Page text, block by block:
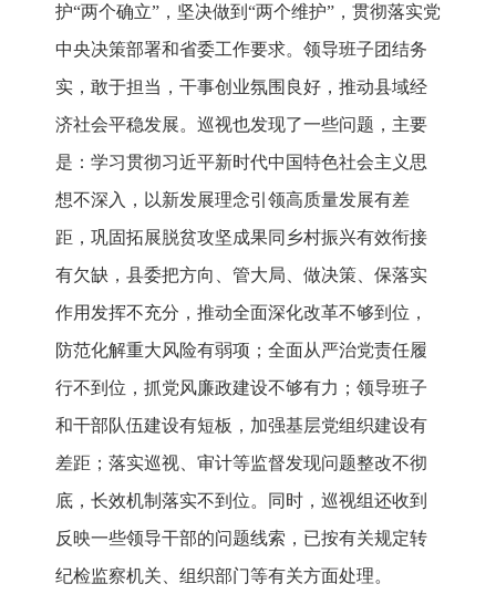
护“两个确立”，坚决做到“两个维护”，贯彻落实党
中央决策部署和省委工作要求。领导班子团结务
实，敢于担当，干事创业氛围良好，推动县域经
济社会平稳发展。巡视也发现了一些问题，主要
是：学习贯彻习近平新时代中国特色社会主义思
想不深入，以新发展理念引领高质量发展有差
距，巩固拓展脱贫攻坚成果同乡村振兴有效衔接
有欠缺，县委把方向、管大局、做决策、保落实
作用发挥不充分，推动全面深化改革不够到位，
防范化解重大风险有弱项；全面从严治党责任履
行不到位，抓党风廉政建设不够有力；领导班子
和干部队伍建设有短板，加强基层党组织建设有
差距；落实巡视、审计等监督发现问题整改不彻
底，长效机制落实不到位。同时，巡视组还收到
反映一些领导干部的问题线索，已按有关规定转
纪检监察机关、组织部门等有关方面处理。